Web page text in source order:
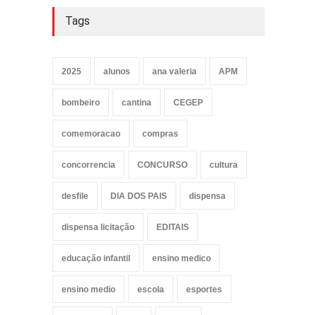
Tags
2025 alunos ana valeria APM
bombeiro cantina CEGEP
comemoracao compras
concorrencia CONCURSO cultura
desfile DIA DOS PAIS dispensa
dispensa licitação EDITAIS
educação infantil ensino medico
ensino medio escola esportes